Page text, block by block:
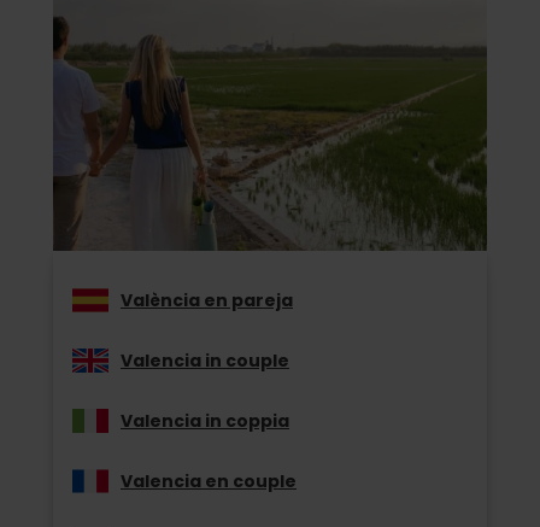
València en pareja
Valencia in couple
Valencia in coppia
Valencia en couple